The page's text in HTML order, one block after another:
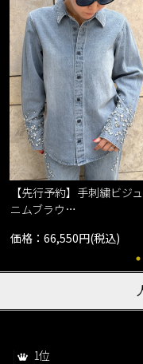
【先行予約】手刺繍ビジ
ニムブラウ…
価格：66,550円(税込)
1位